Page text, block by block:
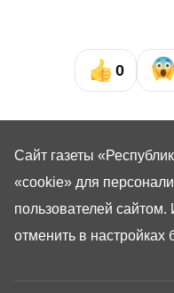
0
Сайт газеты
«cookie» для
пользователей
отменить в настройках